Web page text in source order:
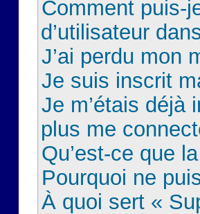
Comment puis-
d’utilisateur
J’ai perdu mon
Je suis inscrit
Je m’étais déjà
plus me
Qu’est-ce que
Pourquoi ne
À quoi sert «